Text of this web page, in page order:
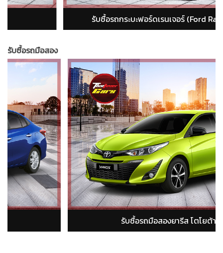
รับซื้อรถกระบะอีซูซุ ดีแม็ก (isuzu dmax)
รับซื้อรถมือสอง
รับซื้อรถมือสองอัลติส โตโยต้า